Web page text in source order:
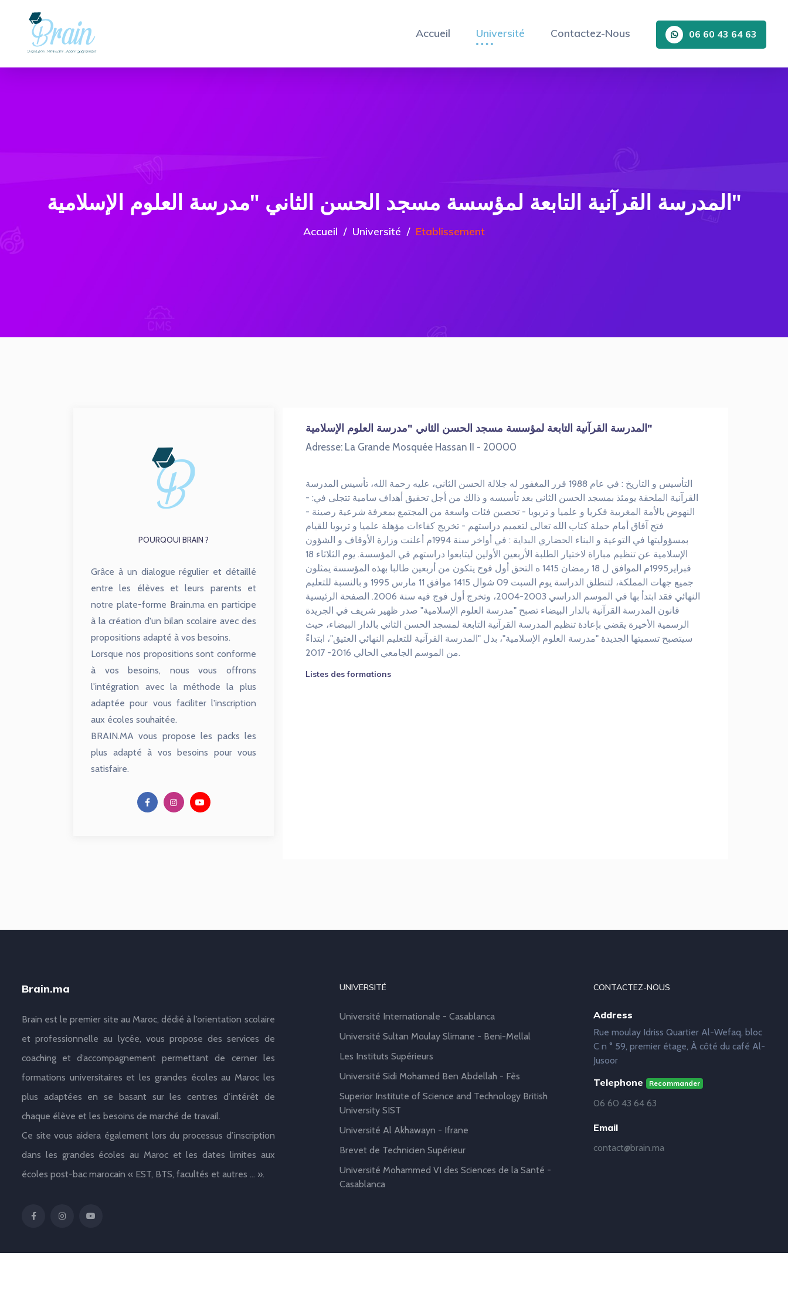
Accueil Université Contactez-Nous 06 60 43 64 63
المدرسة القرآنية التابعة لمؤسسة مسجد الحسن الثاني "مدرسة العلوم الإسلامية"
Accueil Université Etablissement
POURQOUI BRAIN ?
Grâce à un dialogue régulier et détaillé
entre les élèves et leurs parents et
notre plate-forme Brain.ma en participe
à la création d'un bilan scolaire avec des
propositions adapté à vos besoins.
Lorsque nos propositions sont conforme
à vos besoins, nous vous offrons
l'intégration avec la méthode la plus
adaptée pour vous faciliter l'inscription
aux écoles souhaitée.
BRAIN.MA vous propose les packs les
plus adapté à vos besoins pour vous
satisfaire.
المدرسة القرآنية التابعة لمؤسسة مسجد الحسن الثاني "مدرسة العلوم الإسلامية"
Adresse: La Grande Mosquée Hassan II - 20000
التأسيس و التاريخ : في عام 1988 قرر المغفور له جلالة الحسن الثاني، عليه رحمة الله، تأسيس المدرسة
القرآنية الملحقة يومئذ بمسجد الحسن الثاني بعد تأسيسه و ذالك من أجل تحقيق أهداف سامية تتجلى في: -
النهوض بالأمة المغربية فكريا و علميا و تربويا - تحصين فئات واسعة من المجتمع بمعرفة شرعية رصينة -
فتح آفاق أمام حملة كتاب الله تعالى لتعميم دراستهم - تخريج كفاءات مؤهلة علميا و تربويا للقيام
بمسؤوليتها في التوعية و البناء الحضاري البداية : في أواخر سنة 1994م أعلنت وزارة الأوقاف و الشؤون
الإسلامية عن تنظيم مباراة لاختيار الطلبة الأربعين الأولين ليتابعوا دراستهم في المؤسسة. يوم الثلاثاء 18
فبراير1995م الموافق ل 18 رمضان 1415 ه التحق أول فوج يتكون من أربعين طالبا بهذه المؤسسة يمثلون
جميع جهات المملكة، لتنطلق الدراسة يوم السبت 09 شوال 1415 موافق 11 مارس 1995 و بالنسبة للتعليم
النهائي فقد ابتدأ بها في الموسم الدراسي 2003-2004، وتخرج أول فوج فيه سنة 2006. الصفحة الرئيسية
قانون المدرسة القرآنية بالدار البيضاء تصبح "مدرسة العلوم الإسلامية" صدر ظهير شريف في الجريدة
الرسمية الأخيرة يقضي بإعادة تنظيم المدرسة القرآنية التابعة لمسجد الحسن الثاني بالدار البيضاء، حيث
سيتصبح تسميتها الجديدة "مدرسة العلوم الإسلامية"، بدل "المدرسة القرآنية للتعليم النهائي العتيق"، ابتداءً
من الموسم الجامعي الحالي 2016- 2017.
Listes des formations
Brain.ma
Brain est le premier site au Maroc, dédié à l’orientation scolaire
et professionnelle au lycée, vous propose des services de
coaching et d’accompagnement permettant de cerner les
formations universitaires et les grandes écoles au Maroc les
plus adaptées en se basant sur les centres d’intérêt de
chaque élève et les besoins de marché de travail.
Ce site vous aidera également lors du processus d’inscription
dans les grandes écoles au Maroc et les dates limites aux
écoles post-bac marocain « EST, BTS, facultés et autres … ».
UNIVERSITÉ
Université Internationale - Casablanca
Université Sultan Moulay Slimane - Beni-Mellal
Les Instituts Supérieurs
Université Sidi Mohamed Ben Abdellah - Fès
Superior Institute of Science and Technology British
University SIST
Université Al Akhawayn - Ifrane
Brevet de Technicien Supérieur
Université Mohammed VI des Sciences de la Santé -
Casablanca
CONTACTEZ-NOUS
Address
Rue moulay Idriss Quartier Al-Wefaq, bloc
C n ° 59, premier étage, À côté du café Al-
Jusoor
Telephone Recommander
06 60 43 64 63
Email
contact@brain.ma